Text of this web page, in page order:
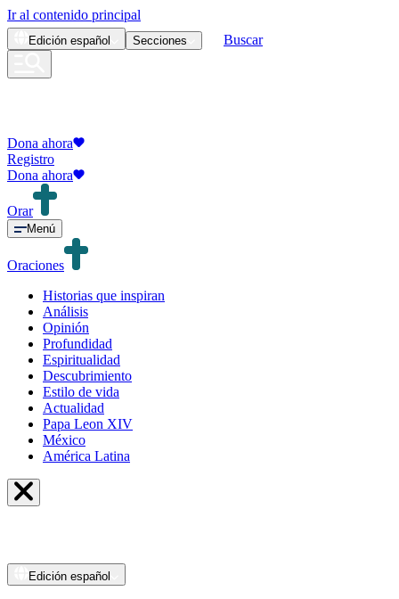
Ir al contenido principal
Edición español Secciones Buscar
Dona ahora
Registro
Dona ahora
Orar
Menú
Oraciones
Historias que inspiran
Análisis
Opinión
Profundidad
Espiritualidad
Descubrimiento
Estilo de vida
Actualidad
Papa Leon XIV
México
América Latina
Edición español